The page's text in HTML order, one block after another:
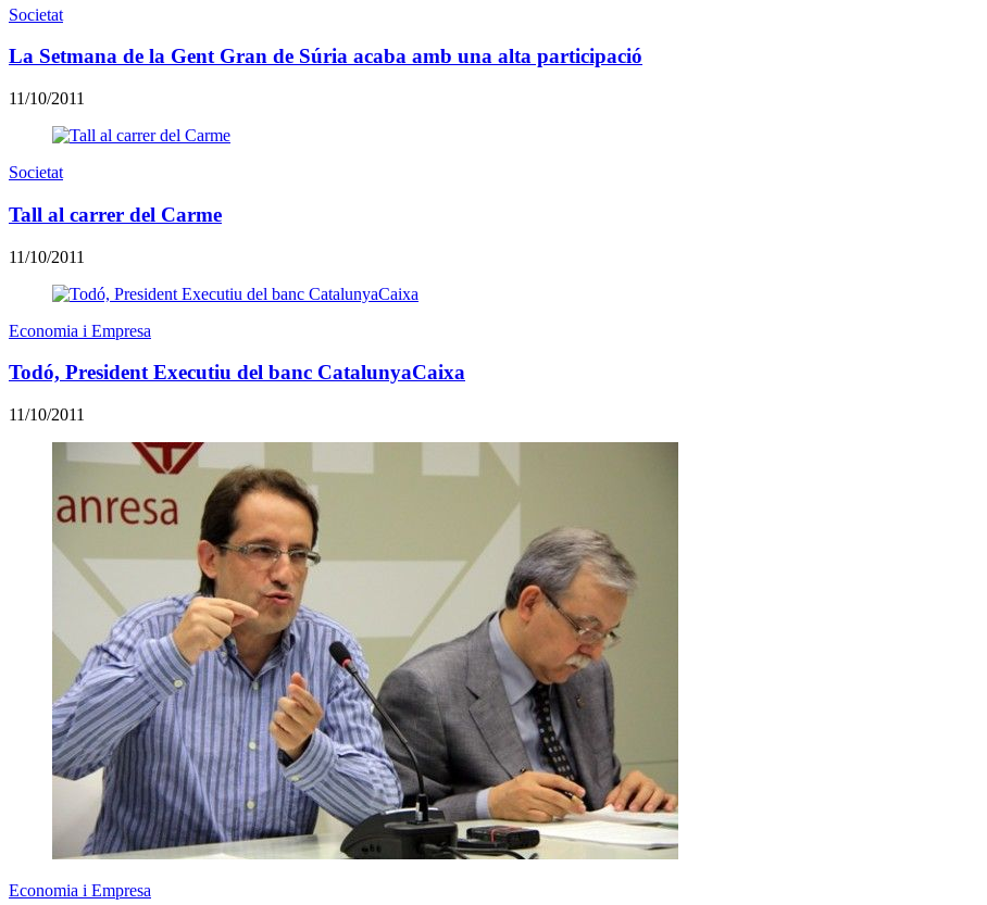
Societat
La Setmana de la Gent Gran de Súria acaba amb una alta participació
11/10/2011
Societat
Tall al carrer del Carme
11/10/2011
Economia i Empresa
Todó, President Executiu del banc CatalunyaCaixa
11/10/2011
Economia i Empresa